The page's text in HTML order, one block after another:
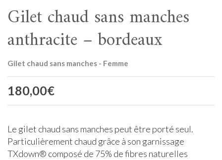
Gilet chaud sans manches
anthracite – bordeaux
Gilet chaud sans manches - Femme
180,00€
Le gilet chaud sans manches peut être porté seul.
Particulièrement chaud grâce à son garnissage
TXdown® composé de 75% de fibres naturelles